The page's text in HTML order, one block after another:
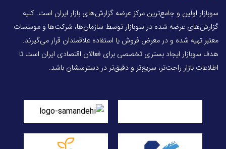
سوبازار اولین و جامع‌ترین مرکز عرضه گزارش‌های بازار ایران است. کلیه
گزارش‌های عرضه شده در سوبازار توسط سازمان‌ها، شرکت‌ها و موسسات
معتبر تهیه شده و در معرض فروش یا استفاده علاقمندان قرار می‌گیرند.
هدف سوبازار ایجاد بستری تخصصی برای فعالان اقتصادی ایران است تا
اطلاعات بازار راحت‌تر، سریع‌تر و دقیق‌تر در دسترسشان باشد.